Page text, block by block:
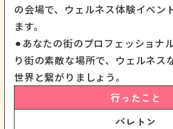
の会場で、ウェルネス体験イベン
ます。
⚫︎あなたの街のプロフェッショナ
り街の素敵な場所で、ウェルネス
世界と繋がりましょう。
行ったこと
バレトン